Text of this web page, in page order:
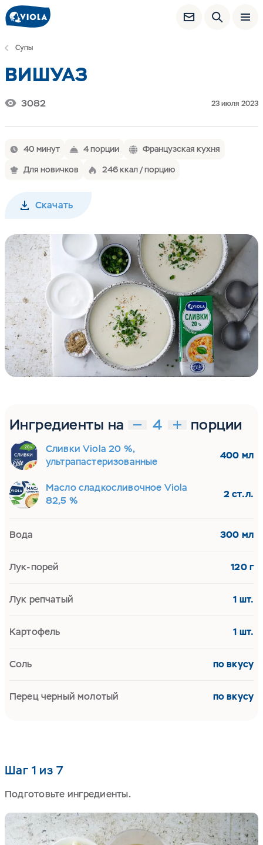
Супы
ВИШУАЗ
3082 23 июля 2023
40 минут 4 порции
Французская кухня
Для новичков
246 ккал / порцию
Скачать
Шаг 1 из 7
Подготовьте ингредиенты.
Ингредиенты на порции
Сливки Viola 20 %,
ультрапастеризованные
400 мл
Масло сладкосливочное Viola
82,5 %
2 ст.л.
Вода 300 мл
Лук-порей 120 г
Лук репчатый 1 шт.
Картофель 1 шт.
Соль по вкусу
Перец черный молотый по вкусу